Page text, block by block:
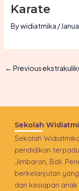
Karate
Bywidiatmika /
← Previous
Sekolah
Sekolah
pendidikan
Jimbaran, Bali.
berkelanjutan
dan kesiapan